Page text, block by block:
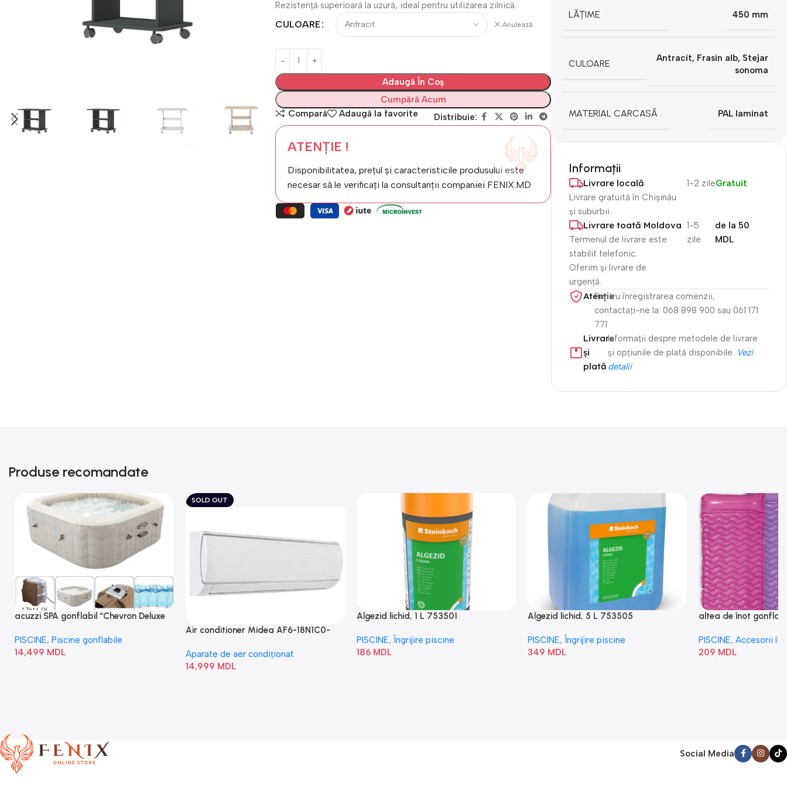
Rezistență superioară la uzură, ideal pentru utilizarea zilnică.
CULOARE Anulează
Adaugă În Coș
Cumpără Acum
Compară
Adaugă la favorite Distribuie:
ATENȚIE !
Disponibilitatea, prețul și caracteristicile produsului este
necesar să le verificați la consultanții companiei FENIX.MD
LĂȚIME 450 mm
CULOARE
Antracit, Frasin alb, Stejar
sonoma
MATERIAL CARCASĂ PAL laminat
Informații
Livrare locală
Livrare gratuită în Chișinău
și suburbii.
1-2 zileGratuit
Livrare toată Moldova
Termenul de livrare este
stabilit telefonic.
Oferim și livrare de
urgență.
1-5
zile
de la 50
MDL
Atenție​
Pentru înregistrarea comenzii,
contactați-ne la: 068 898 900 sau 061 171
771
Livrare
și
plată
Informații despre metodele de livrare
și opțiunile de plată disponibile.
Vezi
detalii
Produse recomandate
acuzzi SPA gonflabil “Chevron Deluxe
PISCINE, Piscine gonflabile
14,499 MDL
SOLD OUT
Air conditioner Midea AF6-18N1C0-
Aparate de aer condiționat
14,999 MDL
Algezid lichid, 1 L 753501
PISCINE, Îngrijire piscine
186 MDL
Algezid lichid, 5 L 753505
PISCINE, Îngrijire piscine
349 MDL
altea de înot
PISCINE, Accesorii
209 MDL
Social Media